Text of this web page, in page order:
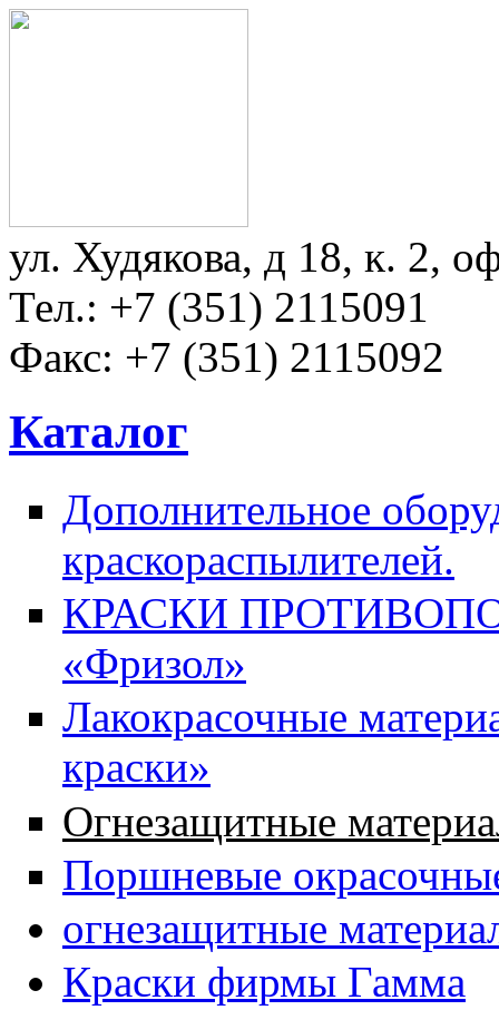
Перейти к основному содержанию
ул. Худякова, д 18, к. 2,
Тел.: +7 (351) 2115091
Факс: +7 (351) 2115092
Каталог
Дополнительное
краскораспылителей.
КРАСКИ
«Фризол»
Лакокрасочные
краски»
Огнезащитные
Поршневые
огнезащитные
Краски фирмы Гамма